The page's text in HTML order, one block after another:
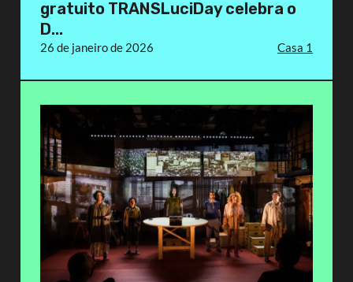
gratuito TRANSLuciDay celebra o
D...
26 de janeiro de 2026 Casa 1